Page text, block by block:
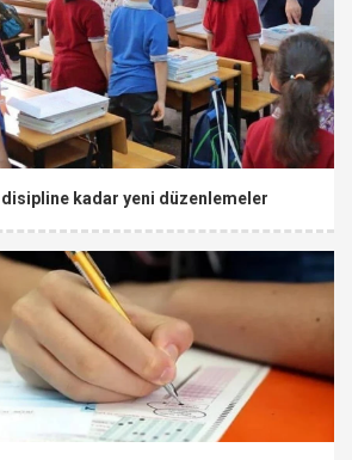
disipline kadar yeni düzenlemeler